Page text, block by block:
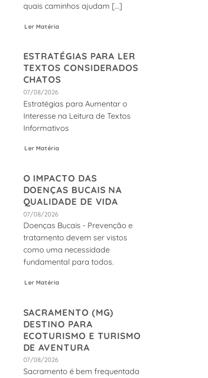
quais caminhos ajudam [...]
Ler Matéria
ESTRATÉGIAS PARA LER
TEXTOS CONSIDERADOS
CHATOS
07/08/2026
Estratégias para Aumentar o
Interesse na Leitura de Textos
Informativos
Ler Matéria
O IMPACTO DAS
DOENÇAS BUCAIS NA
QUALIDADE DE VIDA
07/08/2026
Doenças Bucais - Prevenção e
tratamento devem ser vistos
como uma necessidade
fundamental para todos.
Ler Matéria
SACRAMENTO (MG)
DESTINO PARA
ECOTURISMO E TURISMO
DE AVENTURA
07/08/2026
Sacramento é bem frequentada